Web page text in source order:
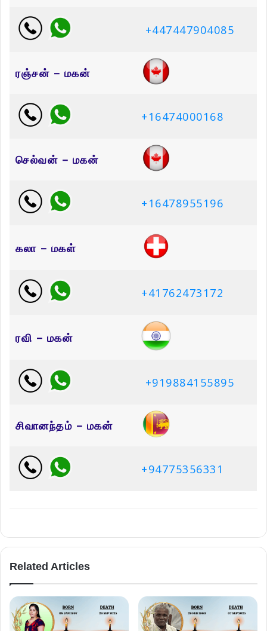
+447447904085
ரஞ்சன் – மகன்
+16474000168
செல்வன் – மகன்
+16478955196
கலா – மகள்
+41762473172
ரவி – மகன்
+919884155895
சிவானந்தம் – மகன்
+94775356331
Related Articles